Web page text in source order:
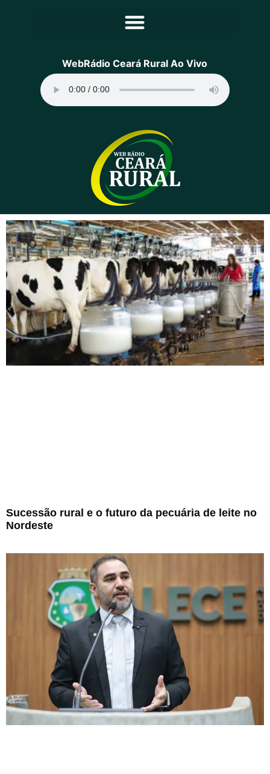
Principal
Programação
Equipe
Contato
Sobre
WebRádio Ceará Rural Ao Vivo
Sucessão rural e o futuro da pecuária de leite no
Nordeste